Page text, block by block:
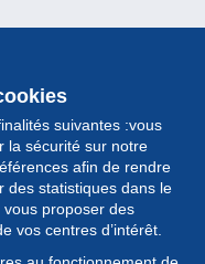
suivantes :vous
la sécurité sur notre
afin de rendre
des statistiques dans le
vous proposer des
vos centres d’intérêt.